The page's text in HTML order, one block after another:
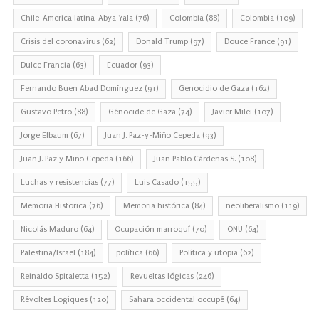
Chile-America latina-Abya Yala (76) Colombia (88) Colombia (109)
Crisis del coronavirus (62) Donald Trump (97) Douce France (91)
Dulce Francia (63) Ecuador (93)
Fernando Buen Abad Domínguez (91) Genocidio de Gaza (162)
Gustavo Petro (88) Génocide de Gaza (74) Javier Milei (107)
Jorge Elbaum (67) Juan J. Paz-y-Miño Cepeda (93)
Juan J. Paz y Miño Cepeda (166) Juan Pablo Cárdenas S. (108)
Luchas y resistencias (77) Luis Casado (155)
Memoria Historica (76) Memoria histórica (84) neoliberalismo (119)
Nicolás Maduro (64) Ocupación marroquí (70) ONU (64)
Palestina/Israel (184) política (66) Política y utopia (62)
Reinaldo Spitaletta (152) Revueltas lógicas (246)
Révoltes Logiques (120) Sahara occidental occupé (64)